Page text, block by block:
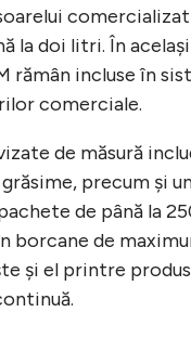
la doi litri. În
rămân incluse în
comerciale.
de măsură
precum și
de până la
borcane de
și el printre